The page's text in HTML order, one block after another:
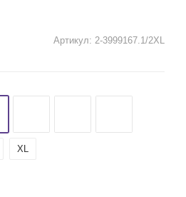
Артикул: 2-3999167.1/2XL
XL